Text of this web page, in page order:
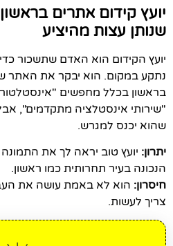
יועץ קידום אתרים
שנותן עצות מהיציע
יועץ הקידום הוא האדם שתשכור
נתקע במקום. הוא יבקר את האתר
בראשון בכלל מחפשים "אינסטלטור
"שירותי אינסטלציה מתקדמים",
שהוא יכנס למגרש.
יתרון: יועץ טוב יראה לך את התמונה
הנכונה בעיר תחרותית כמו ראשון.
חיסרון: הוא לא באמת עושה את
צריך לעשות.